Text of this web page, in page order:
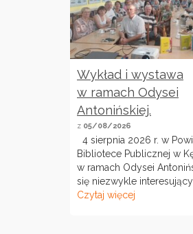
Wykład i wystawa
w ramach Odysei
Antonińskiej.
z 05/08/2026
4 sierpnia 2026 r. w
Bibliotece Publicznej w
w ramach Odysei
się niezwykle interesujący
Czytaj więcej